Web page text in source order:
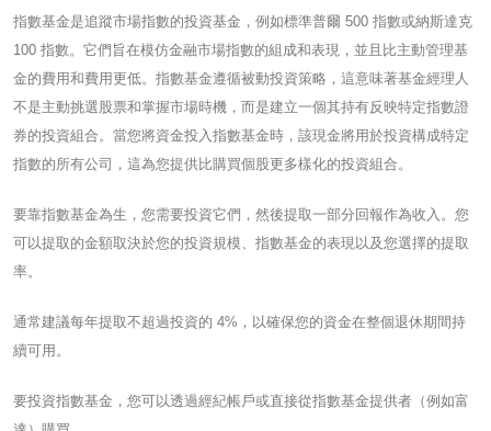
指數基金是追蹤市場指數的投資基金，例如標準普爾 500 指數或納斯達克
100 指數。它們旨在模仿金融市場指數的組成和表現，並且比主動管理基
金的費用和費用更低。指數基金遵循被動投資策略，這意味著基金經理人
不是主動挑選股票和掌握市場時機，而是建立一個其持有反映特定指數證
券的投資組合。當您將資金投入指數基金時，該現金將用於投資構成特定
指數的所有公司，這為您提供比購買個股更多樣化的投資組合。
要靠指數基金為生，您需要投資它們，然後提取一部分回報作為收入。您
可以提取的金額取決於您的投資規模、指數基金的表現以及您選擇的提取
率。
通常建議每年提取不超過投資的 4%，以確保您的資金在整個退休期間持
續可用。
要投資指數基金，您可以透過經紀帳戶或直接從指數基金提供者（例如富